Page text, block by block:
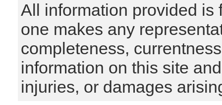
All information provided is
one makes any
completeness,
information on this site
injuries, or damages